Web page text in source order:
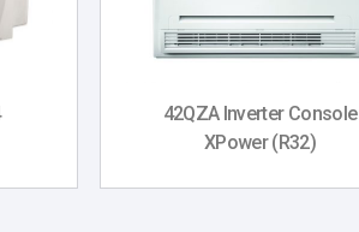
42QZA Inverter Console
XPower (R32)